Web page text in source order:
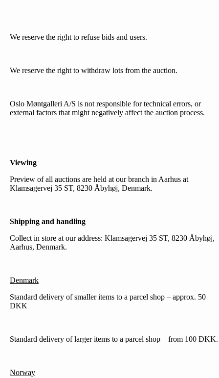
We reserve the right to refuse bids and users.
We reserve the right to withdraw lots from the auction.
Oslo Møntgalleri A/S is not responsible for technical errors, or
external factors that might negatively affect the auction process.
Viewing
Preview of all auctions are held at our branch in Aarhus at
Klamsagervej 35 ST, 8230 Åbyhøj, Denmark.
Shipping and handling
Collect in store at our address: Klamsagervej 35 ST, 8230 Åbyhøj,
Aarhus, Denmark.
Denmark
Standard delivery of smaller items to a parcel shop – approx. 50
DKK
Standard delivery of larger items to a parcel shop – from 100 DKK.
Norway